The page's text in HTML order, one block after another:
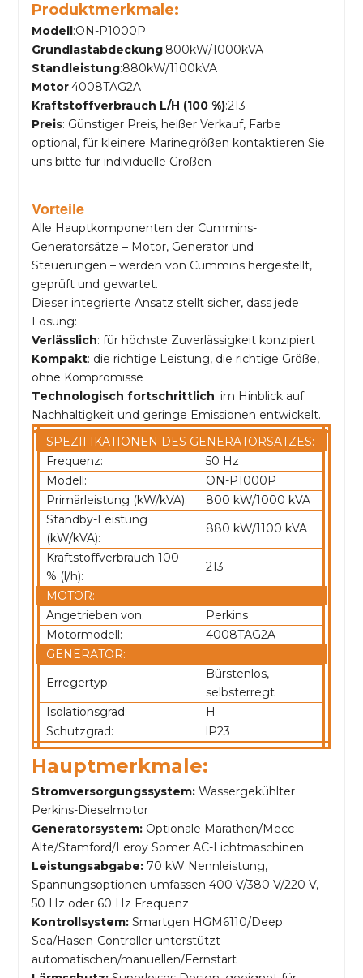
Produktmerkmale:
Modell:ON-P1000P
Grundlastabdeckung:800kW/1000kVA
Standleistung:880kW/1100kVA
Motor:4008TAG2A
Kraftstoffverbrauch L/H (100 %):213
Preis: Günstiger Preis, heißer Verkauf, Farbe
optional, für kleinere Marinegrößen kontaktieren Sie
uns bitte für individuelle Größen
Vorteile
Alle Hauptkomponenten der Cummins-
Generatorsätze – Motor, Generator und
Steuerungen – werden von Cummins hergestellt,
geprüft und gewartet.
Dieser integrierte Ansatz stellt sicher, dass jede
Lösung:
Verlässlich: für höchste Zuverlässigkeit konzipiert
Kompakt: die richtige Leistung, die richtige Größe,
ohne Kompromisse
Technologisch fortschrittlich: im Hinblick auf
Nachhaltigkeit und geringe Emissionen entwickelt.
SPEZIFIKATIONEN DES GENERATORSATZES:
Frequenz:
50 Hz
Modell:
ON-P1000P
Primärleistung (kW/kVA):
800 kW/1000 kVA
Standby-Leistung
(kW/kVA):
880 kW/1100 kVA
Kraftstoffverbrauch 100
% (l/h):
213
MOTOR:
Angetrieben von:
Perkins
Motormodell:
4008TAG2A
GENERATOR:
Erregertyp:
Bürstenlos,
selbsterregt
Isolationsgrad:
H
Schutzgrad:
lP23
Hauptmerkmale:
Stromversorgungssystem:Wassergekühlter
Perkins-Dieselmotor
Generatorsystem: Optionale Marathon/Mecc
Alte/Stamford/Leroy Somer AC-Lichtmaschinen
Leistungsabgabe: 70 kW Nennleistung,
Spannungsoptionen umfassen 400 V/380 V/220 V,
50 Hz oder 60 Hz Frequenz
Kontrollsystem: Smartgen HGM6110/Deep
Sea/Hasen-Controller unterstützt
automatischen/manuellen/Fernstart